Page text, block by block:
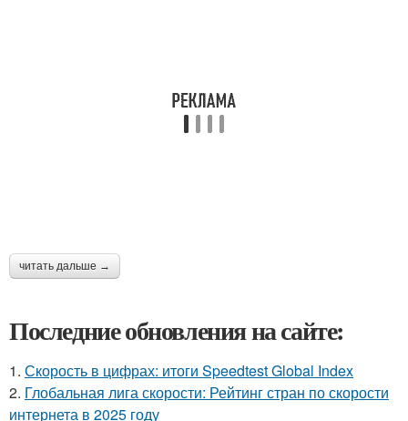
читать дальше →
Последние обновления на сайте:
1. Скорость в цифрах: итоги Speedtest Global Index
2. Глобальная лига скорости: Рейтинг стран по скорости
интернета в 2025 году